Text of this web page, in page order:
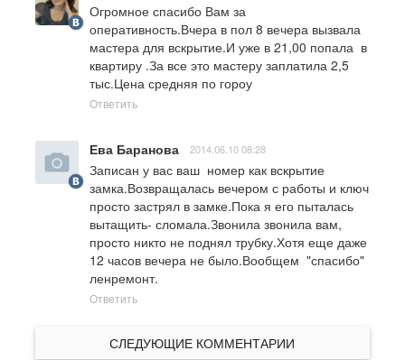
Огромное спасибо Вам за
оперативность.Вчера в пол 8 вечера вызвала
мастера для вскрытие.И уже в 21,00 попала  в
квартиру .За все это мастеру заплатила 2,5
тыс.Цена средняя по гороу
Ответить
Ева Баранова 2014.06.10 08:28
Записан у вас ваш  номер как вскрытие
замка.Возвращалась вечером с работы и ключ
просто застрял в замке.Пока я его пыталась
вытащить- сломала.Звонила звонила вам,
просто никто не поднял трубку.Хотя еще даже
12 часов вечера не было.Вообщем  "спасибо"
ленремонт.
Ответить
СЛЕДУЮЩИЕ КОММЕНТАРИИ